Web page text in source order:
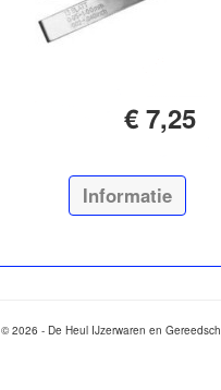
€ 7,25
Informatie
© 2026 - De Heul IJzerwaren en